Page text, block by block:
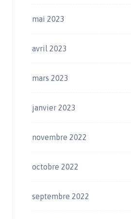
mai 2023
avril 2023
mars 2023
janvier 2023
novembre 2022
octobre 2022
septembre 2022